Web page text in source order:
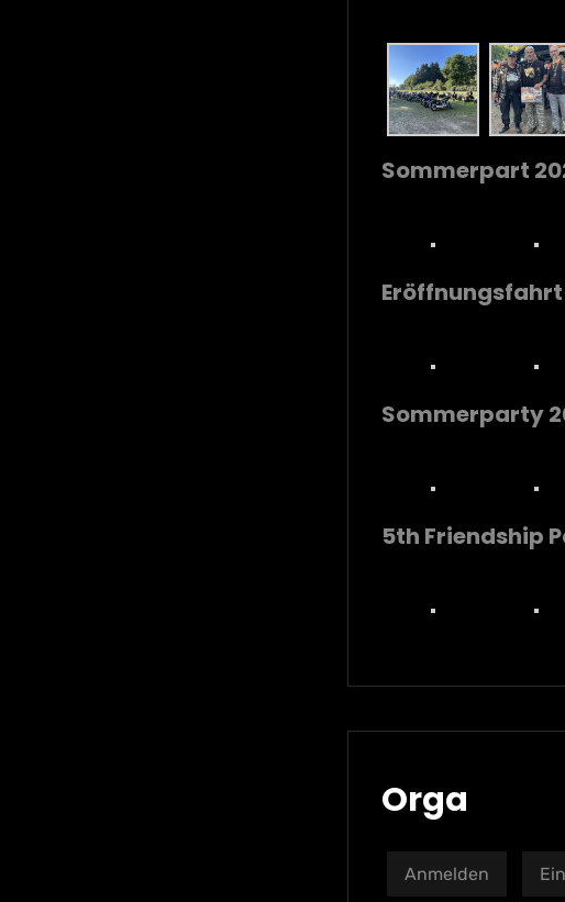
Sommerpart
Eröffnungsfahrt
Sommerparty
5th Friendship
Orga
Anmelden